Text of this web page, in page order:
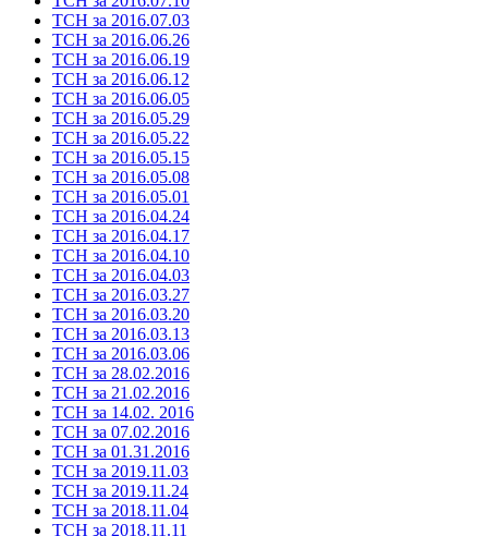
ТСН за 2016.07.03
ТСН за 2016.06.26
ТСН за 2016.06.19
ТСН за 2016.06.12
ТСН за 2016.06.05
ТСН за 2016.05.29
ТСН за 2016.05.22
ТСН за 2016.05.15
ТСН за 2016.05.08
ТСН за 2016.05.01
ТСН за 2016.04.24
ТСН за 2016.04.17
ТСН за 2016.04.10
ТСН за 2016.04.03
ТСН за 2016.03.27
ТСН за 2016.03.20
ТСН за 2016.03.13
ТСН за 2016.03.06
ТСН за 28.02.2016
ТСН за 21.02.2016
ТСН за 14.02. 2016
ТСН за 07.02.2016
ТСН за 01.31.2016
ТСН за 2019.11.03
ТСН за 2019.11.24
ТСН за 2018.11.04
ТСН за 2018.11.11